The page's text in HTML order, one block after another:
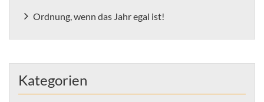
Ordnung, wenn das Jahr egal ist!
Kategorien